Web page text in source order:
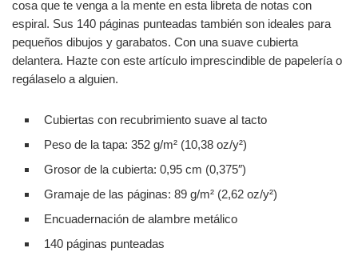
cosa que te venga a la mente en esta libreta de notas con
espiral. Sus 140 páginas punteadas también son ideales para
pequeños dibujos y garabatos. Con una suave cubierta
delantera. Hazte con este artículo imprescindible de papelería o
regálaselo a alguien.
Cubiertas con recubrimiento suave al tacto
Peso de la tapa: 352 g/m² (10,38 oz/y²)
Grosor de la cubierta: 0,95 cm (0,375″)
Gramaje de las páginas: 89 g/m² (2,62 oz/y²)
Encuadernación de alambre metálico
140 páginas punteadas